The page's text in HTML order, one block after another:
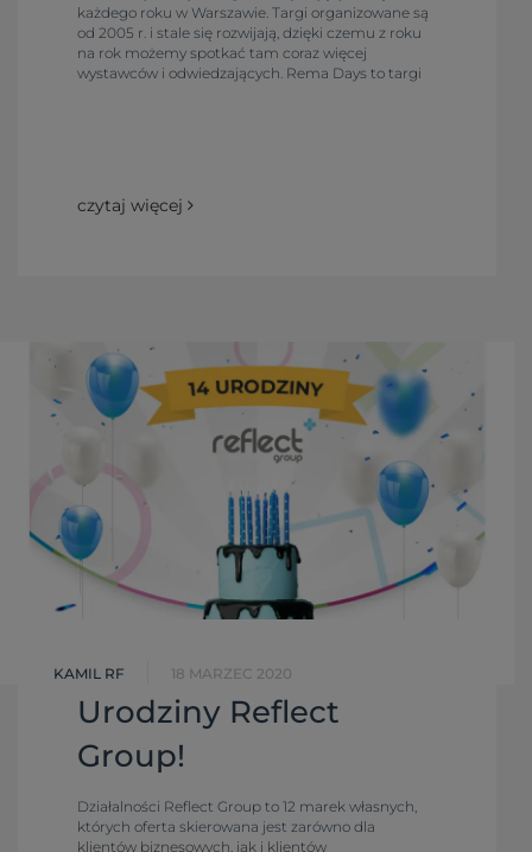
każdego roku w Warszawie. Targi organizowane są
od 2005 r. i stale się rozwijają, dzięki czemu z roku
na rok możemy spotkać tam coraz więcej
wystawców i odwiedzających. Rema Days to targi
czytaj więcej
KAMIL RF 18 MARZEC 2020
Urodziny Reflect
Group!
Działalności Reflect Group to 12 marek własnych,
których oferta skierowana jest zarówno dla
klientów biznesowych, jak i klientów